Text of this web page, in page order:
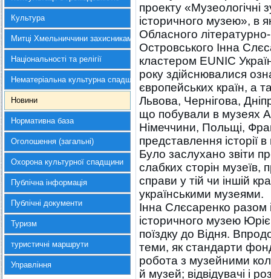
Культура
Митці Хмельниччини захисникам України
Національності та релігії
Нематеріальна культурна спадщина
Новини
Нормативна база
Оголошення (загальні)
Охорона культурної спадщини
Публічна інформація
Публічні документи
Туризм
туристичні маршрути
Управління
проекту «Музеологічні
історичного музею», в
Обласного
Островського Інна
кластером EUNIC
року здійснювалися
європейських країн, а
Львова, Чернігова,
що побували в музеях
Німеччини, Польщі,
представлення історії
Було заслухано звіти
слабких сторін музеїв,
справи у тій чи іншій
українськими музеями.
Інна Слєсаренко разом
історичного музею
поїздку до Відня.
теми, як стандарти
робота з музейними
й музей; відвідувачі і